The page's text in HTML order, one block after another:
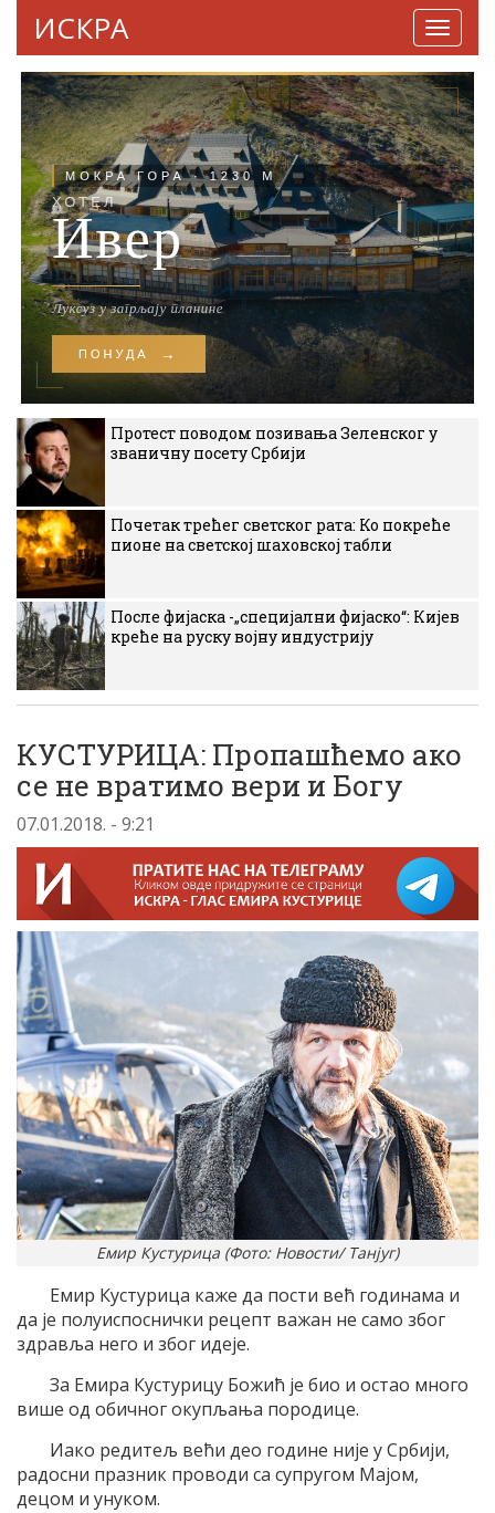
ИСКРА
Протест поводом позивања Зеленског у
званичну посету Србији
Почетак трећег светског рата: Ко покреће
пионе на светској шаховској табли
После фијаска -„специјални фијаско“: Кијев
креће на руску војну индустрију
КУСТУРИЦА: Пропашћемо ако
се не вратимо вери и Богу
07.01.2018. - 9:21
Емир Кустурица (Фото: Новости/ Танјуг)
Емир Кустурица каже да пости већ годинама и
да је полуиспоснички рецепт важан не само због
здравља него и због идеје.
За Емира Кустурицу Божић је био и остао много
више од обичног окупљања породице.
Иако редитељ већи део године није у Србији,
радосни празник проводи са супругом Мајом,
децом и унуком.